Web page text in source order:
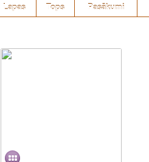
Lapas Tops Pasākumi